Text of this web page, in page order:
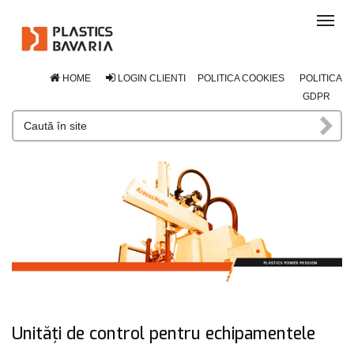
HOME LOGIN CLIENTI POLITICA COOKIES
POLITICA
GDPR
Unități de control pentru echipamentele